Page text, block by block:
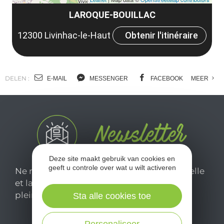
LAROQUE-BOUILLAC
12300 Livinhac-le-Haut
Obtenir l'itinéraire
DELEN : E-MAIL MESSENGER FACEBOOK MEER
Ne manquez pas notre newsletter mensuelle
et laissez-vous inspirer pour profiter
pleinement de votre séjour en Aveyron.
Deze site maakt gebruik van cookies en
geeft u controle over wat u wilt activeren
Sta alle cookies toe